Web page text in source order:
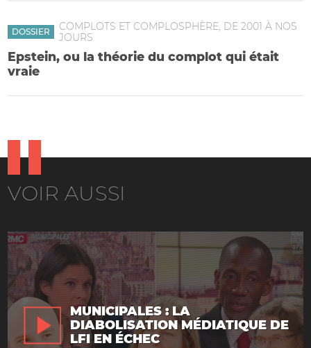
DOSSIER
COMPLOTS ET COMPLOSPHÈRE, DE 2001 À NOS
JOURS
Epstein, ou la théorie du complot qui était
vraie
VOIR AUSSI
MUNICIPALES : LA
DIABOLISATION MÉDIATIQUE DE
LFI EN ÉCHEC